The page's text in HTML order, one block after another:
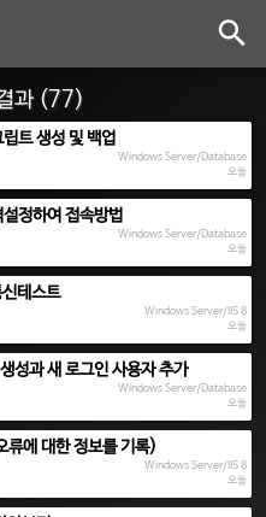
과 (77)
트 생성 및 백업
Windows Server/Database
오늘
정하여 접속방법
Windows Server/Database
오늘
테스트
Windows Server/IIS 8
오늘
성과 새 로그인 사용자 추가
Windows Server/Database
오늘
류에 대한 정보를 기록)
Windows Server/IIS 8
오늘